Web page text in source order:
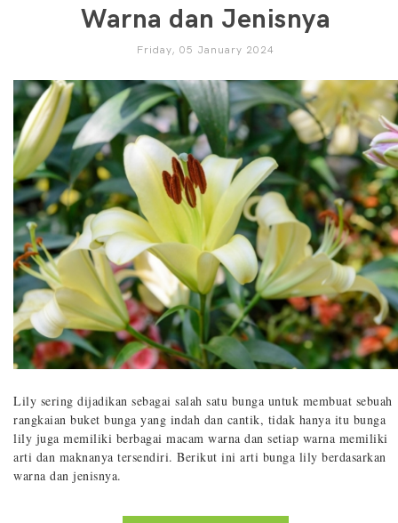
Warna dan Jenisnya
Friday, 05 January 2024
Lily sering dijadikan sebagai salah satu bunga untuk membuat sebuah
rangkaian buket bunga yang indah dan cantik, tidak hanya itu bunga
lily juga memiliki berbagai macam warna dan setiap warna memiliki
arti dan maknanya tersendiri. Berikut ini arti bunga lily berdasarkan
warna dan jenisnya.